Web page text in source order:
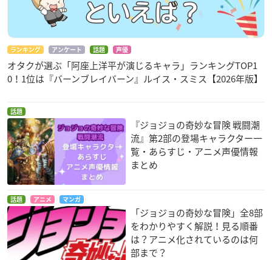
ランキング アンケート 話題 声優
オタクが選ぶ「阿座上洋平が演じるキャラ」ランキングTOP1
0！1位は『バーンブレイバーン』ルイス・スミス【2026年版】
話題
『ジョジョの奇妙な冒険 戦闘潮
流』第2部の登場キャラクター一
覧・あらすじ・アニメ声優情報
まとめ
話題 アニメ マンガ
「ジョジョの奇妙な冒険」全8部
をわかりやすく解説！見る順番
は？アニメ化されているのは何
部まで？